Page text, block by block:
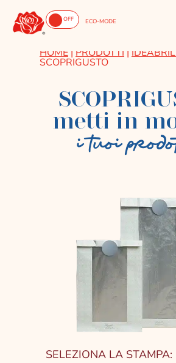
ONOFF ECO-MODE
HOME | PRODOTTI |
SCOPRIGUSTO
metti in
i tuoi
SELEZIONA LA STAMPA: